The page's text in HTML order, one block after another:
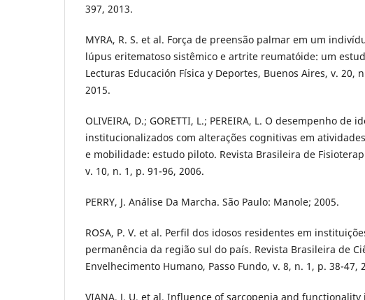
397, 2013.
MYRA, R. S. et al. Força de preensão palmar em um
lúpus eritematoso sistêmico e artrite reumatóide: um
Lecturas Educación Física y Deportes, Buenos Aires, v. 20,
2015.
OLIVEIRA, D.; GORETTI, L.; PEREIRA, L. O desempenho de
institucionalizados com alterações cognitivas em
e mobilidade: estudo piloto. Revista Brasileira de
v. 10, n. 1, p. 91-96, 2006.
PERRY, J. Análise Da Marcha. São Paulo: Manole; 2005.
ROSA, P. V. et al. Perfil dos idosos residentes em
permanência da região sul do país. Revista Brasileira de
Envelhecimento Humano, Passo Fundo, v. 8, n. 1, p. 38-47,
VIANA, J. U. et al. Influence of sarcopenia and